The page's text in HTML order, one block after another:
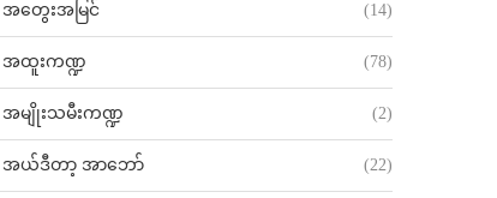
အတွေးအမြင် (14)
အထူးကဏ္ဍ (78)
အမျိုးသမီးကဏ္ဍ (2)
အယ်ဒီတာ့ အာဘော် (22)